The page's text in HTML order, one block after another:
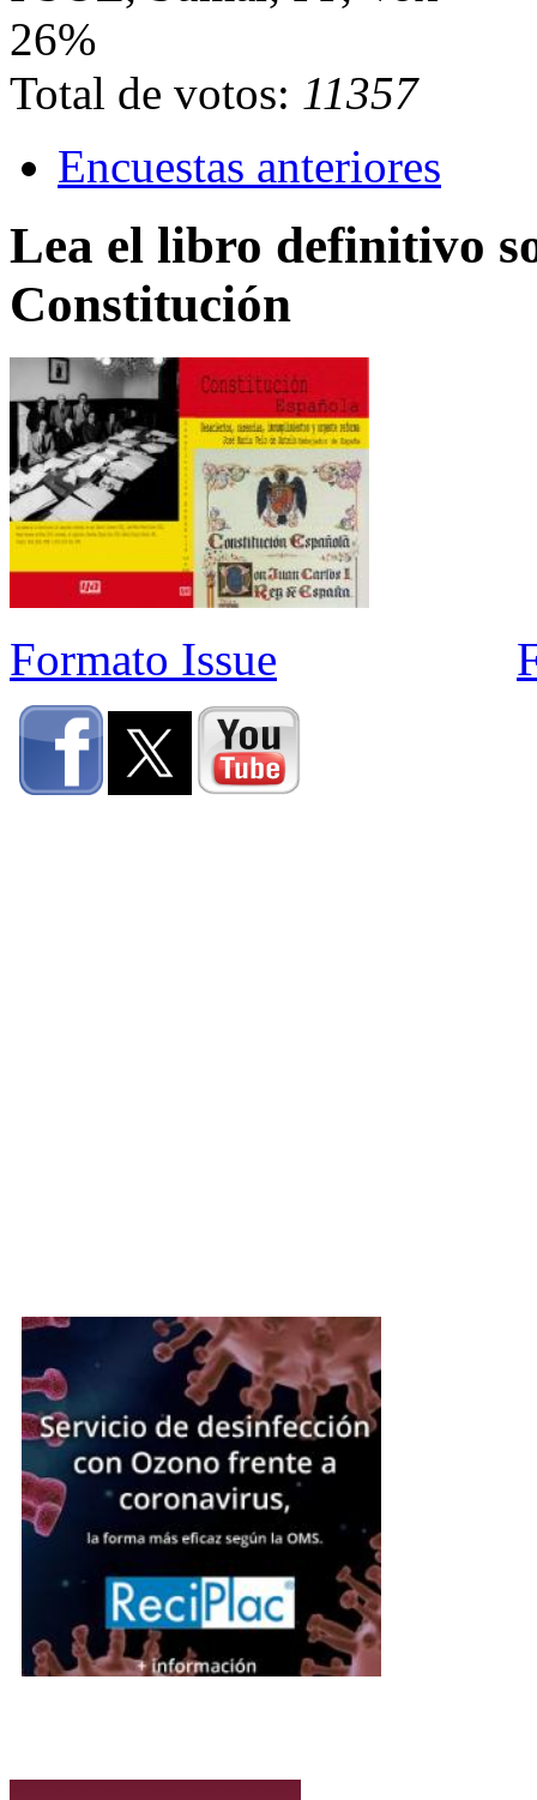
26%
Total de votos: 11357
Encuestas anteriores
Lea el libro definitivo
Constitución
Formato Issue